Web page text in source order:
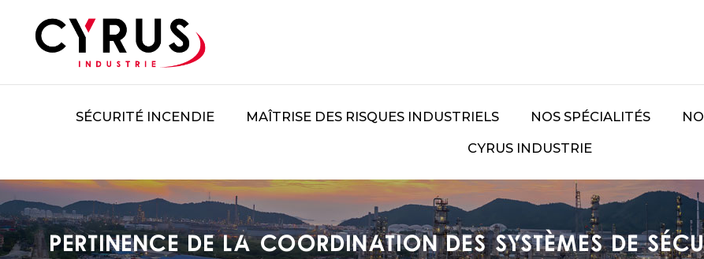
SÉCURITÉ INCENDIE MAÎTRISE DES RISQUES INDUSTRIELS NOS SPÉCIALITÉS
CYRUS INDUSTRIE
Pertinence de la Coordination des Systèmes de